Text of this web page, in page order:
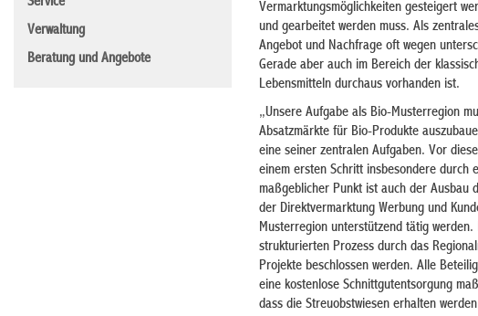
Verwaltung
Beratung und Angebote
Vermarktungsmöglichkeiten gesteigert
und gearbeitet werden muss. Als
Angebot und Nachfrage oft wegen
Gerade aber auch im Bereich der
Lebensmitteln durchaus vorhanden ist.
„Unsere Aufgabe als Bio-Musterregion
Absatzmärkte für Bio-Produkte
eine seiner zentralen Aufgaben. Vor
einem ersten Schritt insbesondere durch
maßgeblicher Punkt ist auch der Ausbau
der Direktvermarktung Werbung und
Musterregion unterstützend tätig
strukturierten Prozess durch das
Projekte beschlossen werden. Alle
eine kostenlose Schnittgutentsorgung
dass die Streuobstwiesen erhalten